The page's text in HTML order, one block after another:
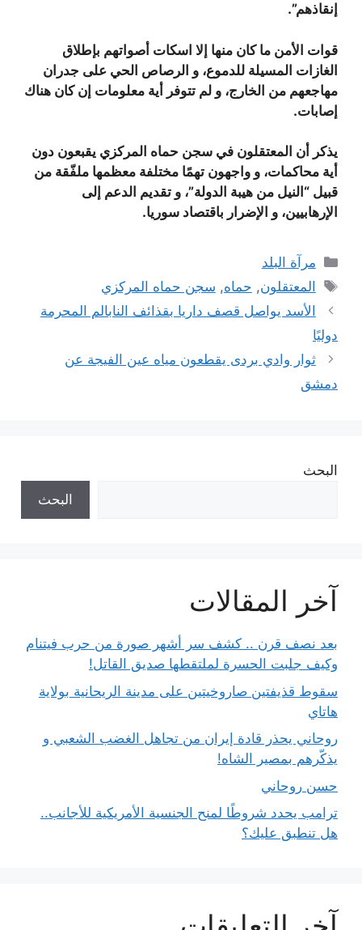
إنقاذهم”.
قوات الأمن ما كان منها إلا اسكات أصواتهم بإطلاق
الغازات المسيلة للدموع، و الرصاص الحي على جدران
مهاجعهم من الخارج، و لم تتوفر أية معلومات إن كان هناك
إصابات.
يذكر أن المعتقلون في سجن حماه المركزي يقبعون دون
أية محاكمات، و واجهون تهمًا مختلفة معظمها ملفّقة من
قبيل “النيل من هيبة الدولة”، و تقديم الدعم إلى
الإرهابيين، و الإضرار باقتصاد سوريا.
التصنيفات
مرآة البلد
الوسوم
المعتقلون, حماه, سجن حماه المركزي
الأسد يواصل قصف داريا بقذائف النابالم المحرمة
دوليًا
ثوار وادي بردى يقطعون مياه عين الفيجة عن
دمشق
البحث
البحث
آخر المقالات
بعد نصف قرن .. كشف سر أشهر صورة من حرب فيتنام
وكيف جلبت الحسرة لملتقطها صديق القاتل!
سقوط قذيفتين صاروخيتين على مدينة الريحانية بولاية
هاتاي
روحاني يحذر قادة إيران من تجاهل الغضب الشعبي و
يذكّرهم بمصير الشاه!
حسن روحاني
ترامب يحدد شروطًا لمنح الجنسية الأمريكية للأجانب..
هل تنطبق عليك؟